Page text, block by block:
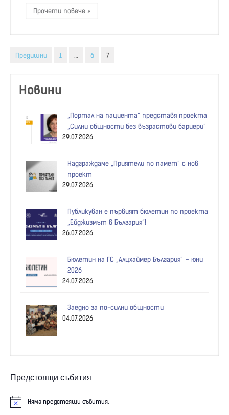
Прочети повече »
Разделяне
на
публикациите
страници
Предишни 1 … 6 7
Новини
„Портал на пациента“ представя проекта
„Силни общности без възрастови бариери“
29.07.2026
Надграждаме „Приятели по памет“ с нов
проект
29.07.2026
Публикуван е първият бюлетин по проекта
„Ейджизмът в България“!
26.07.2026
Бюлетин на ГС „Алцхаймер България“ – юни
2026
24.07.2026
Заедно за по-силни общности
04.07.2026
Предстоящи събития
Няма предстоящи събития.